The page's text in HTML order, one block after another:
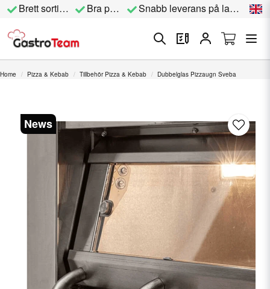
Brett sortiment Bra priser Snabb leverans på lagervara
Home Pizza & Kebab Tillbehör Pizza & Kebab Dubbelglas Pizzaugn Sveba
News